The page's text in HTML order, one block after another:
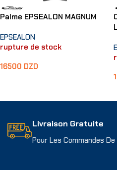
Palme EPSEALON MAGNUM
EPSEALON
rupture de stock
16500 DZD
Livraison Gratuite
Pour Les Commandes